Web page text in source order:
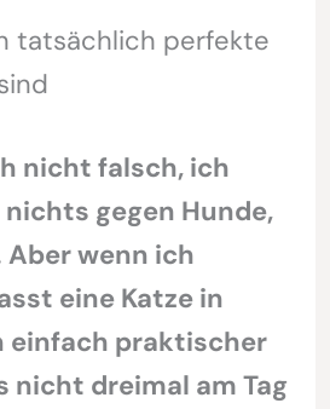
tatsächlich perfekte
nicht falsch, ich
gegen Hunde,
wenn ich
eine Katze in
einfach praktischer
nicht dreimal am Tag